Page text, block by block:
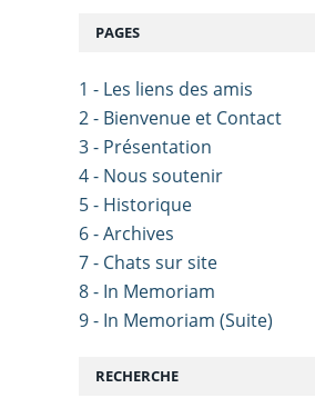
RECHERCHE
PAGES
1 - Les liens des amis
2 - Bienvenue et Contact
3 - Présentation
4 - Nous soutenir
5 - Historique
6 - Archives
7 - Chats sur site
8 - In Memoriam
9 - In Memoriam (Suite)